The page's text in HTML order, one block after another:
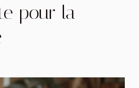
pour la